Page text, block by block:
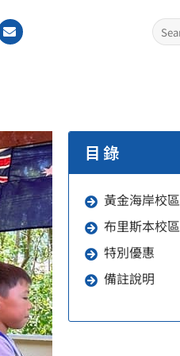
目錄
黃金海岸校區
布里斯本校區
特別優惠
備註說明